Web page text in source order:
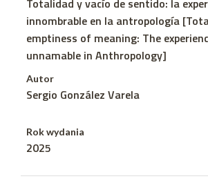
Totalidad y vacío de sentido: la
innombrable en la antropología
emptiness of meaning: The
unnamable in Anthropology]
Autor
Sergio González Varela
Rok wydania
2025